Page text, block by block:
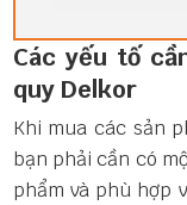
Các yếu tố
quy Delkor
Khi mua các sản
bạn phải cần có
phẩm và phù hợp